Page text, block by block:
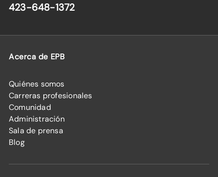
423-648-1372
Acerca de EPB
Quiénes somos
Carreras profesionales
Comunidad
Administración
Sala de prensa
Blog